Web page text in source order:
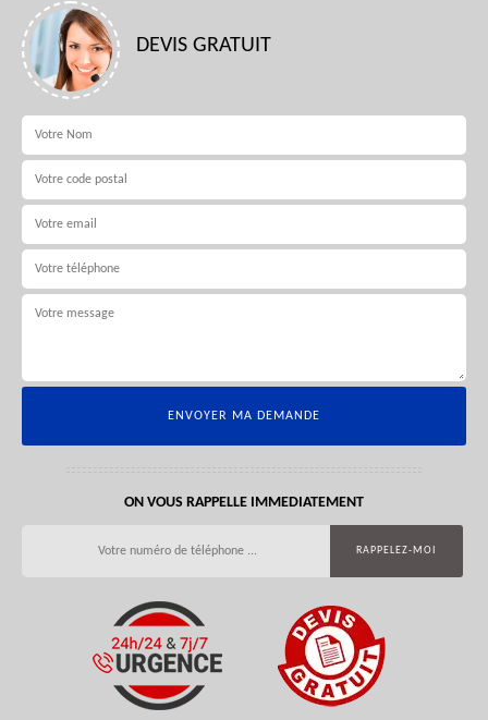
DEVIS GRATUIT
ON VOUS RAPPELLE IMMEDIATEMENT